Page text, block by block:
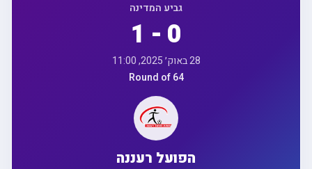
גביע המדינה
1 - 0
28 באוק׳ 2025, 11:00
Round of 64
הפועל רעננה